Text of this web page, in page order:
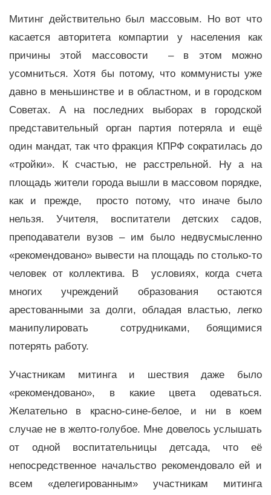
Митинг действительно был массовым. Но вот что
касается авторитета компартии у населения как
причины этой массовости – в этом можно
усомниться. Хотя бы потому, что коммунисты уже
давно в меньшинстве и в областном, и в городском
Советах. А на последних выборах в городской
представительный орган партия потеряла и ещё
один мандат, так что фракция КПРФ сократилась до
«тройки». К счастью, не расстрельной. Ну а на
площадь жители города вышли в массовом порядке,
как и прежде, просто потому, что иначе было
нельзя. Учителя, воспитатели детских садов,
преподаватели вузов – им было недвусмысленно
«рекомендовано» вывести на площадь по столько-то
человек от коллектива. В условиях, когда счета
многих учреждений образования остаются
арестованными за долги, обладая властью, легко
манипулировать сотрудниками, боящимися
потерять работу.
Участникам митинга и шествия даже было
«рекомендовано», в какие цвета одеваться.
Желательно в красно-сине-белое, и ни в коем
случае не в желто-голубое. Мне довелось услышать
от одной воспитательницы детсада, что её
непосредственное начальство рекомендовало ей и
всем «делегированным» участникам митинга